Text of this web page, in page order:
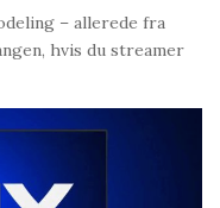
– allerede fra
hvis du streamer